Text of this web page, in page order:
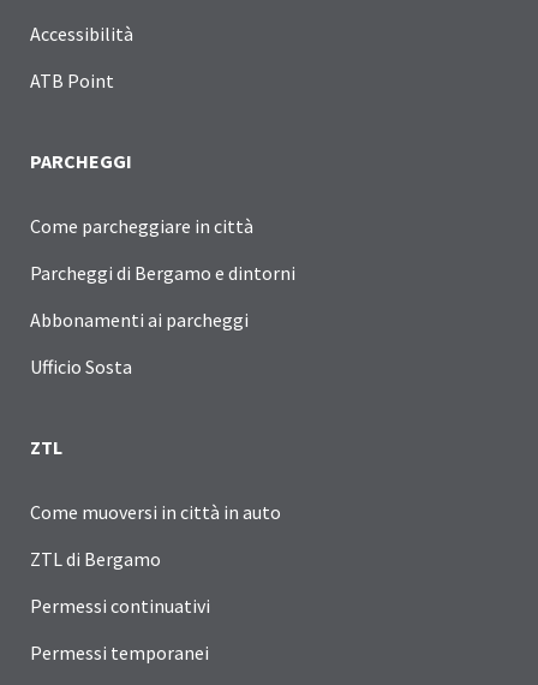
Accessibilità
ATB Point
PARCHEGGI
Come parcheggiare in città
Parcheggi di Bergamo e dintorni
Abbonamenti ai parcheggi
Ufficio Sosta
ZTL
Come muoversi in città in auto
ZTL di Bergamo
Permessi continuativi
Permessi temporanei